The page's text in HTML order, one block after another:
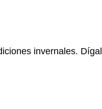
invernales.